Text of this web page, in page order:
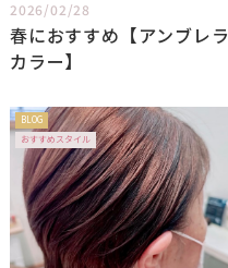
2026/02/28
春におすすめ【アンブレラ
カラー】
BLOG
おすすめスタイル